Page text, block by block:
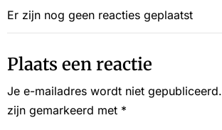
Er zijn nog geen reacties geplaatst
Plaats een reactie
Je e-mailadres wordt niet gepubliceerd.
zijn gemarkeerd met *